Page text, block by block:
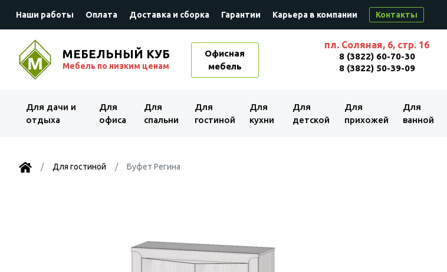
Наши работы Оплата Доставка и сборка Гарантии Карьера в компании Контакты
МЕБЕЛЬНЫЙ КУБ
Мебель по низким ценам
Офисная
мебель
пл. Соляная, 6, стр. 16
8 (3822) 60-70-30
8 (3822) 50-39-09
Для дачи и
отдыха
Для
офиса
Для
спальни
Для
гостиной
Для
кухни
Для
детской
Для
прихожей
Для
ванной
Для гостиной Буфет Регина